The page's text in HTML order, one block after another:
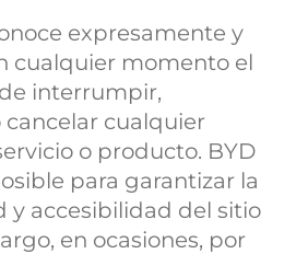
expresamente y
cualquier momento el
interrumpir,
cancelar cualquier
o producto. BYD
para garantizar la
y accesibilidad del sitio
en ocasiones, por